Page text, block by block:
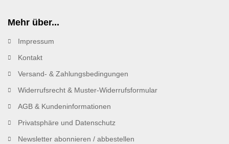
Mehr über...
Impressum
Kontakt
Versand- & Zahlungsbedingungen
Widerrufsrecht & Muster-Widerrufsformular
AGB & Kundeninformationen
Privatsphäre und Datenschutz
Newsletter abonnieren / abbestellen